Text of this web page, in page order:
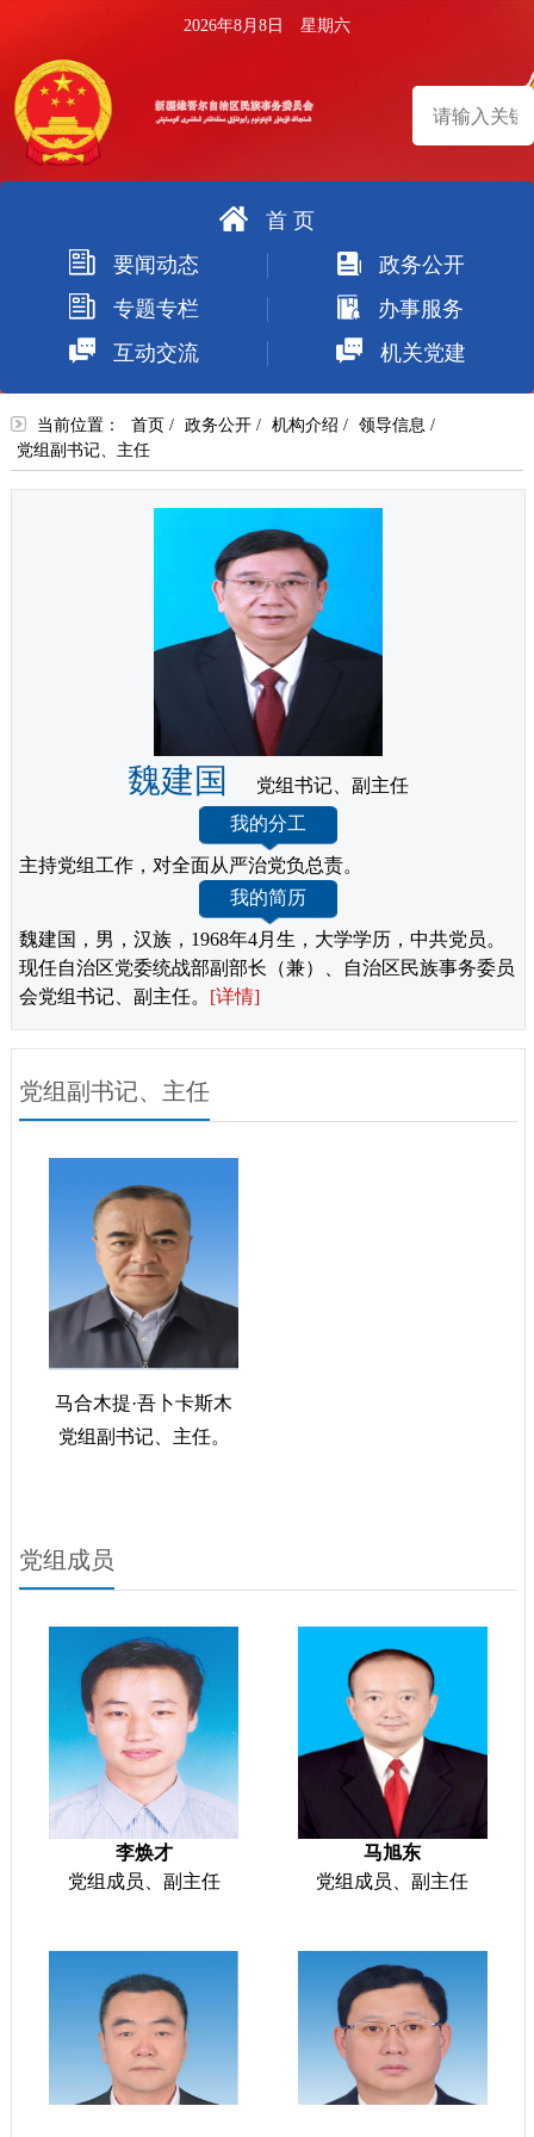
2026年8月8日 星期六
索
首 页
要闻动态
政务公开
专题专栏
办事服务
互动交流
机关党建
当前位置： 首页 / 政务公开/ 机构介绍 / 领导信息 /
党组副书记、主任
魏建国
党组书记、副主任
我的分工
主持党组工作，对全面从严治党负总责。
我的简历
魏建国，男，汉族，1968年4月生，大学学历，中共党员。
现任自治区党委统战部副部长（兼）、自治区民族事务委员
会党组书记、副主任。 [详情]
党组副书记、主任
马合木提·吾卜卡斯木
党组副书记、主任。
党组成员
李焕才
党组成员、副主任
马旭东
党组成员、副主任